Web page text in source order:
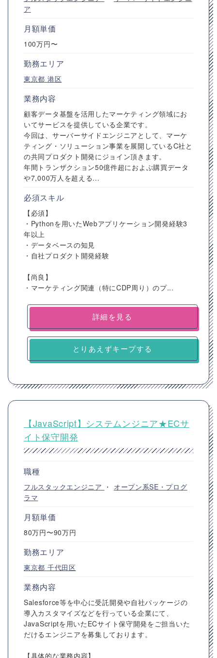
ア
月額単価
100万円〜
勤務エリア
東京都 港区
業務内容
顧客データ基盤を活用したマーケティング領域にお
いてサービスを提供している企業です。
今回は、サーバーサイドエンジニアとして、マーケ
ティング・ソリューション事業を展開しているC社と
の共同プロダクト開発にジョイン頂きます。
年間トランザクション50億件超におよぶ購買データ
や7,000万人を超える...
必須スキル
【必須】
・Pythonを用いたWebアプリケーション開発経験3
年以上
・データベースの知見
・自社プロダクト開発経験
【尚良】
・マーケティング関連（特にCDP周り）のプ...
詳細を見る
とりあえずキープする
【JavaScript】システムンジニア★ECサ
イト保守開発
職種
フルスタックエンジニア ・ オープン系SE・プログ
ラマ
月額単価
80万円〜90万円
勤務エリア
東京都 千代田区
業務内容
Salesforce等を中心に受託開発や自社パッケージの
導入カスタマイズなどを行っている企業にて、
JavaScriptを用いたECサイト保守開発をご担当いた
だけるエンジニアを募集しております。
【具体的な業務内容】